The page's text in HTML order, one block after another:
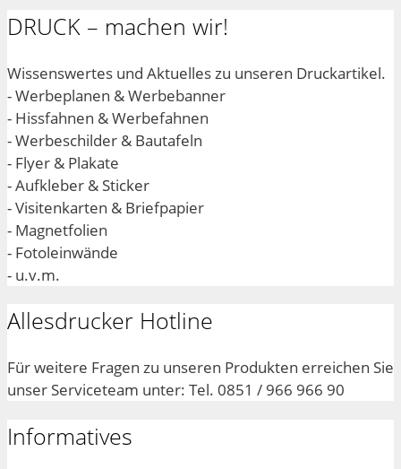
DRUCK – machen wir!
Wissenswertes und Aktuelles zu unseren Druckartikel.
- Werbeplanen & Werbebanner
- Hissfahnen & Werbefahnen
- Werbeschilder & Bautafeln
- Flyer & Plakate
- Aufkleber & Sticker
- Visitenkarten & Briefpapier
- Magnetfolien
- Fotoleinwände
- u.v.m.
Allesdrucker Hotline
Für weitere Fragen zu unseren Produkten erreichen Sie
unser Serviceteam unter: Tel. 0851 / 966 966 90
Informatives